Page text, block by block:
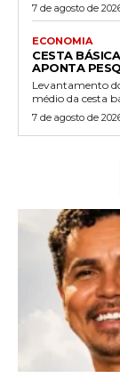
7 de agosto de
ECONOMIA
CESTA
APONTA
Levantamento
médio da cesta
7 de agosto de